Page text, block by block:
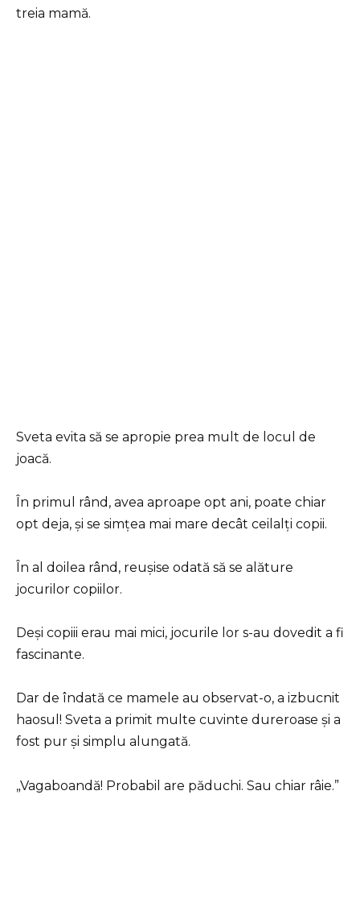
treia mamă.
Sveta evita să se apropie prea mult de locul de
joacă.
În primul rând, avea aproape opt ani, poate chiar
opt deja, și se simțea mai mare decât ceilalți copii.
În al doilea rând, reușise odată să se alăture
jocurilor copiilor.
Deși copiii erau mai mici, jocurile lor s-au dovedit a fi
fascinante.
Dar de îndată ce mamele au observat-o, a izbucnit
haosul! Sveta a primit multe cuvinte dureroase și a
fost pur și simplu alungată.
„Vagaboandă! Probabil are păduchi. Sau chiar râie.”